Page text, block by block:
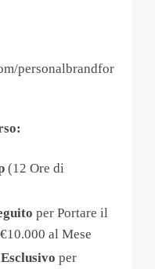
personalbrandfor
(12 Ore di
per Portare il
al Mese
per